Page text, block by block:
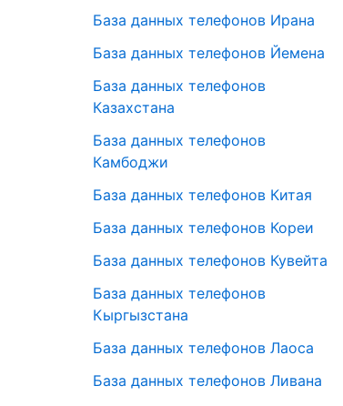
База данных телефонов Ирана
База данных телефонов Йемена
База данных телефонов
Казахстана
База данных телефонов
Камбоджи
База данных телефонов Китая
База данных телефонов Кореи
База данных телефонов Кувейта
База данных телефонов
Кыргызстана
База данных телефонов Лаоса
База данных телефонов Ливана